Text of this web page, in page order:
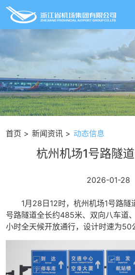
首页 新闻资讯 动态信息
杭州机场1号路隧
2026-01-28
1月28日12时，杭州机场1号路隧
号路隧道全长约485米、双向八车道
小时全天候开放通行，设计时速为50